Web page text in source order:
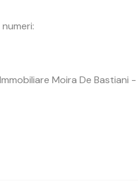
Moira De Bastiani -